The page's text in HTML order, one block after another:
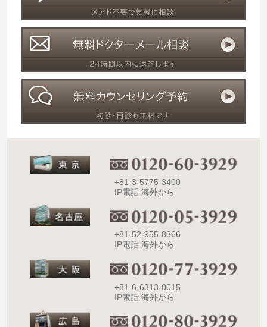
+81-3-5775-3400
IP電話 海外から
+81-52-955-8366
IP電話 海外から
+81-6-6313-0015
IP電話 海外から